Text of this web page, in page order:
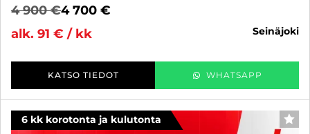
4 900 €4 700 €
alk. 91 € / kk
seinäjoki
KATSO TIEDOT WHATSAPP
6 kk korotonta ja kulutonta